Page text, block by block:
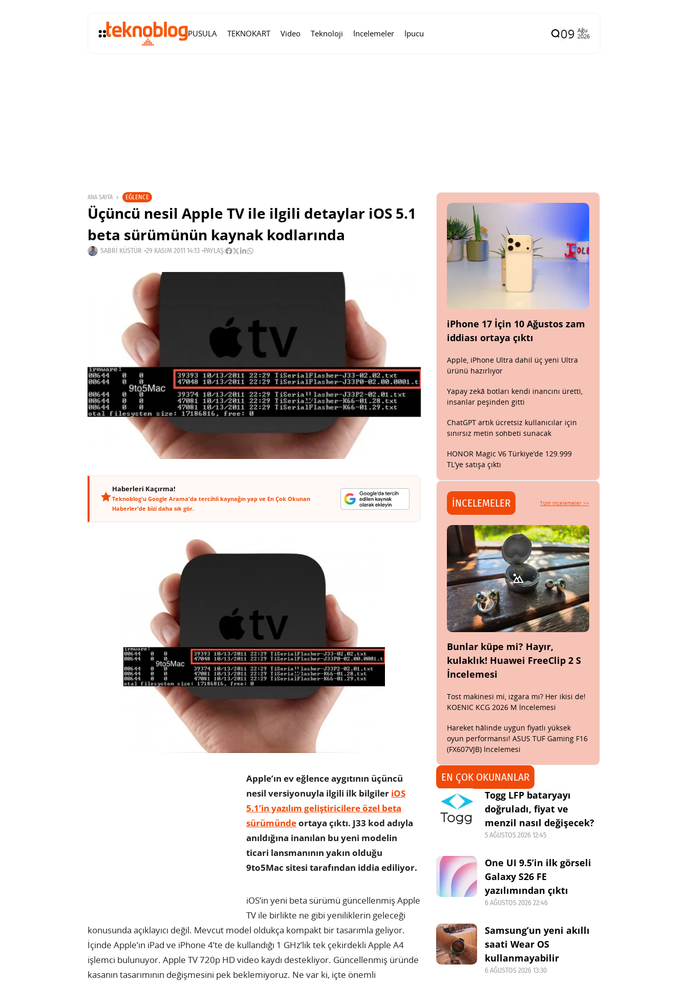
PUSULA TEKNOKART Video Teknoloji İncelemeler İpucu 09 Ağu
2026
ANA SAYFA EĞLENCE
Üçüncü nesil Apple TV ile ilgili detaylar iOS 5.1
beta sürümünün kaynak kodlarında
SABRI KÜSTÜR 29 KASIM 2011 14:13 PAYLAŞ:
Haberleri Kaçırma!
Teknoblog'u Google Arama'da tercihli kaynağın yap ve En Çok Okunan
Haberler'de bizi daha sık gör.
Apple’ın ev eğlence aygıtının üçüncü
nesil versiyonuyla ilgili ilk bilgiler iOS
5.1’in yazılım geliştiricilere özel beta
sürümündeortaya çıktı. J33 kod adıyla
anıldığına inanılan bu yeni modelin
ticari lansmanının yakın olduğu
9to5Mac sitesi tarafından iddia ediliyor.
iOS’in yeni beta sürümü güncellenmiş Apple
TV ile birlikte ne gibi yeniliklerin geleceği
konusunda açıklayıcı değil. Mevcut model oldukça kompakt bir tasarımla geliyor.
İçinde Apple’ın iPad ve iPhone 4’te de kullandığı 1 GHz’lik tek çekirdekli Apple A4
işlemci bulunuyor. Apple TV 720p HD video kaydı destekliyor. Güncellenmiş üründe
kasanın tasarımının değişmesini pek beklemiyoruz. Ne var ki, içte önemli
iPhone 17 İçin 10 Ağustos zam
iddiası ortaya çıktı
Apple, iPhone Ultra dahil üç yeni Ultra
ürünü hazırlıyor
Yapay zekâ botları kendi inancını üretti,
insanlar peşinden gitti
ChatGPT artık ücretsiz kullanıcılar için
sınırsız metin sohbeti sunacak
HONOR Magic V6 Türkiye’de 129.999
TL’ye satışa çıktı
İNCELEMELER Tüm incelemeler >>
Bunlar küpe mi? Hayır,
kulaklık! Huawei FreeClip 2 S
İncelemesi
Tost makinesi mi, ızgara mı? Her ikisi de!
KOENIC KCG 2026 M İncelemesi
Hareket hâlinde uygun fiyatlı yüksek
oyun performansı! ASUS TUF Gaming F16
(FX607VJB) İncelemesi
EN ÇOK OKUNANLAR
Togg LFP bataryayı
doğruladı, fiyat ve
menzil nasıl değişecek?
5 AĞUSTOS 2026 12:45
One UI 9.5’in ilk görseli
Galaxy S26 FE
yazılımından çıktı
6 AĞUSTOS 2026 22:46
Samsung’un yeni akıllı
saati Wear OS
kullanmayabilir
6 AĞUSTOS 2026 13:30